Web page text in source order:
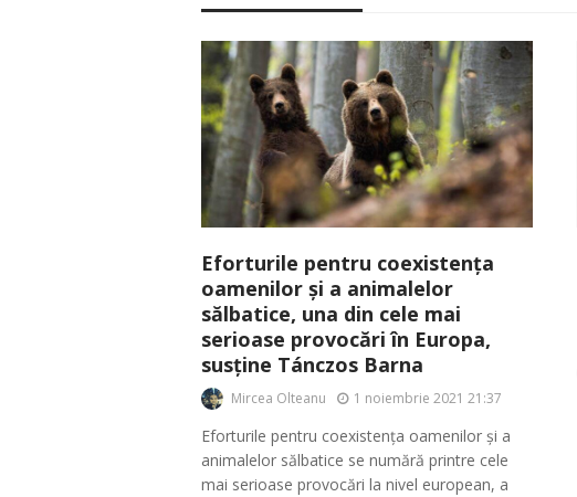
Eforturile pentru coexistența
oamenilor și a animalelor
sălbatice, una din cele mai
serioase provocări în Europa,
susține Tánczos Barna
Mircea Olteanu 1 noiembrie 2021 21:37
Eforturile pentru coexistența oamenilor și a
animalelor sălbatice se numără printre cele
mai serioase provocări la nivel european, a